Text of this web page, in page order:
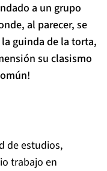
a un grupo
al parecer, se
guinda de la torta,
su clasismo
de estudios,
trabajo en